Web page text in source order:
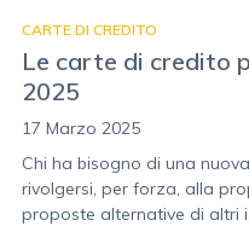
CARTE DI CREDITO
Le carte di credito
2025
17 Marzo 2025
Chi ha bisogno di una
rivolgersi, per forza, alla
proposte alternative di altri